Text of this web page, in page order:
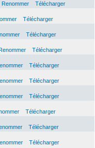
Renommer
Télécharger
Télécharger
Télécharger
Télécharger
Télécharger
Télécharger
Télécharger
Télécharger
Télécharger
Télécharger